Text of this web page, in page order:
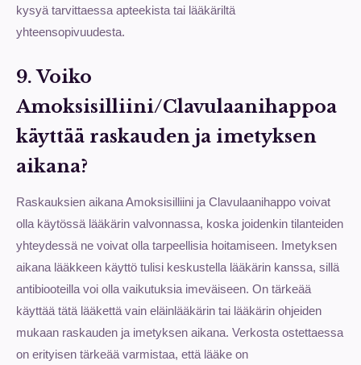
kysyä tarvittaessa apteekista tai lääkäriltä
yhteensopivuudesta.
9. Voiko
Amoksisilliini/Clavulaanihappoa
käyttää raskauden ja imetyksen
aikana?
Raskauksien aikana Amoksisilliini ja Clavulaanihappo voivat
olla käytössä lääkärin valvonnassa, koska joidenkin tilanteiden
yhteydessä ne voivat olla tarpeellisia hoitamiseen. Imetyksen
aikana lääkkeen käyttö tulisi keskustella lääkärin kanssa, sillä
antibiooteilla voi olla vaikutuksia imeväiseen. On tärkeää
käyttää tätä lääkettä vain eläinlääkärin tai lääkärin ohjeiden
mukaan raskauden ja imetyksen aikana. Verkosta ostettaessa
on erityisen tärkeää varmistaa, että lääke on